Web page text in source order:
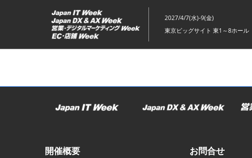
ッ
2027/4/7(水)-9(金)
東京ビッグサイト 東1～8ホール
開催概要 お問合せ